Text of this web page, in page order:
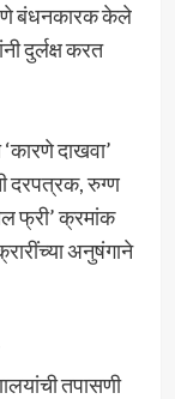
बंधनकारक केले
दुर्लक्ष करत
दाखवा’
दरपत्रक, रुग्ण
फ्री’ क्रमांक
अनुषंगाने
तपासणी